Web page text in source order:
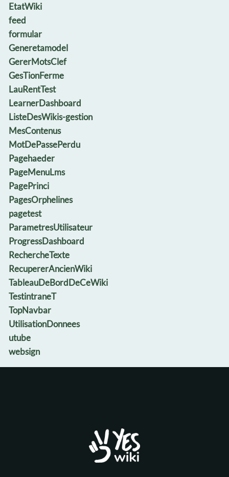
EtatWiki
feed
formular
Generetamodel
GererMotsClef
GesTionFerme
LauRentTest
LearnerDashboard
ListeDesWikis-gestion
MesContenus
MotDePassePerdu
Pagehaeder
PageMenuLms
PagePrinci
PagesOrphelines
pagetest
ParametresUtilisateur
ProgressDashboard
RechercheTexte
RecupererAncienWiki
TableauDeBordDeCeWiki
TestintraneT
TopNavbar
UtilisationDonnees
utube
websign